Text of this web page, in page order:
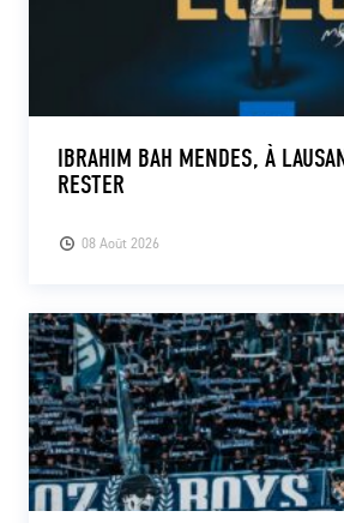
08 Août 2026
IBRAHIM BAH MENDES, À
RESTER